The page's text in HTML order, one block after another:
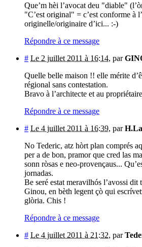
Que’m hèi l’avocat deu "diable"
"C’est original" = c’est conforme à
originelle/originaire d’ici... :-)
Répondre à ce message
# Le 2 juillet 2011 à 16:14, par
Quelle belle maison !! elle mérite
régional sans contestation.
Bravo à l’architecte et au
Répondre à ce message
# Le 4 juillet 2011 à 16:39, par
No Tederic, atz hòrt plan comprés
per a de bon, pramor que cred las
sonn ròsas e neo-provençaus...
jornadas.
Be seré estat meravilhós l’avossi dit
Ginou, en bèth legent çò qui
glòria. Chis !
Répondre à ce message
# Le 4 juillet 2011 à 21:32, par